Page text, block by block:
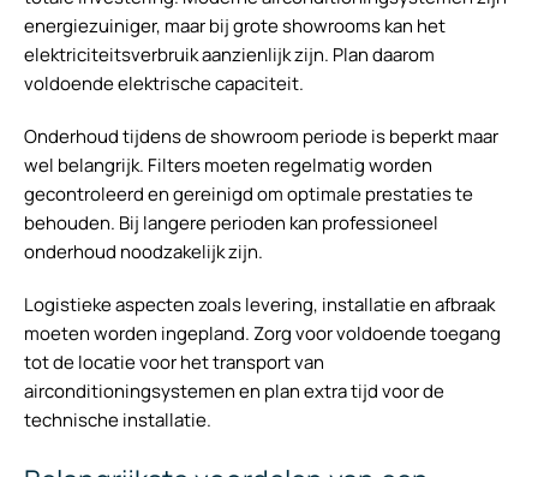
energiezuiniger, maar bij grote showrooms kan het
elektriciteitsverbruik aanzienlijk zijn. Plan daarom
voldoende elektrische capaciteit.
Onderhoud tijdens de showroom periode is beperkt maar
wel belangrijk. Filters moeten regelmatig worden
gecontroleerd en gereinigd om optimale prestaties te
behouden. Bij langere perioden kan professioneel
onderhoud noodzakelijk zijn.
Logistieke aspecten zoals levering, installatie en afbraak
moeten worden ingepland. Zorg voor voldoende toegang
tot de locatie voor het transport van
airconditioningsystemen en plan extra tijd voor de
technische installatie.